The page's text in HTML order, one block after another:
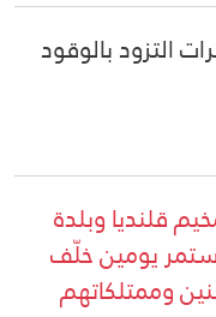
التزود بالوقود
قلنديا وبلدة
يومين خلّف
وممتلكاتهم